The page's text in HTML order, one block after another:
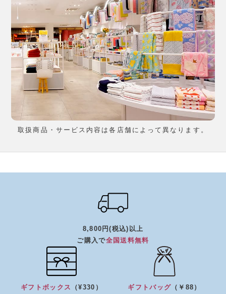
取扱商品・サービス内容は各店舗によって異なります。
8,800円(税込)以上
ご購入で全国送料無料
ギフトボックス
（¥330）
ギフトバッグ （￥88）